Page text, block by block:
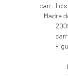
carr. 1
Madre